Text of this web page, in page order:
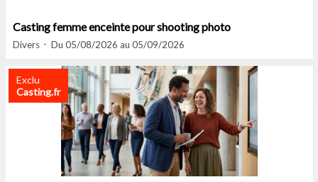
Casting femme enceinte pour shooting photo
Divers Du 05/08/2026 au 05/09/2026
Exclu
Casting.fr